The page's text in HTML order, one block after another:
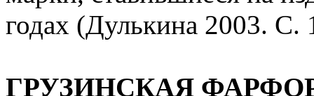
годах (Дулькина 2003.
ГРУЗИНСКАЯ